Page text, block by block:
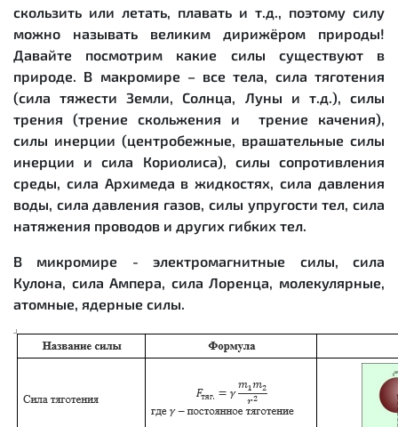
скользить или летать, плавать и т.д., поэтому силу
можно называть великим дирижёром природы!
Давайте посмотрим какие силы существуют в
природе. В макромире – все тела, сила тяготения
(сила тяжести Земли, Солнца, Луны и т.д.), силы
трения (трение скольжения и трение качения),
силы инерции (центробежные, врашательные силы
инерции и сила Кориолиса), силы сопротивления
среды, сила Архимеда в жидкостях, сила давления
воды, сила давления газов, силы упругости тел, сила
натяжения проводов и других гибких тел.
В микромире - электромагнитные силы, сила
Кулона, сила Ампера, сила Лоренца, молекулярные,
атомные, ядерные силы.